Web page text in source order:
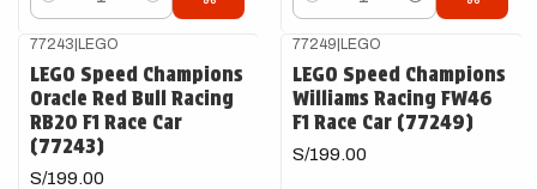
Cantidad Cantidad
77243|LEGO
LEGO Speed Champions
Oracle Red Bull Racing
RB20 F1 Race Car
(77243)
S/199.00
77249|LEGO
LEGO Speed Champions
Williams Racing FW46
F1 Race Car (77249)
S/199.00